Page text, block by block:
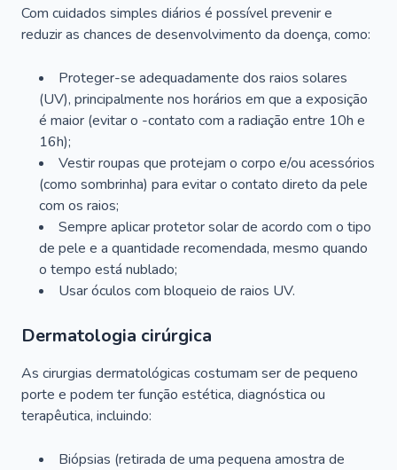
Com cuidados simples diários é possível prevenir e
reduzir as chances de desenvolvimento da doença, como:
Proteger-se adequadamente dos raios solares
(UV), principalmente nos horários em que a exposição
é maior (evitar o -contato com a radiação entre 10h e
16h);
Vestir roupas que protejam o corpo e/ou acessórios
(como sombrinha) para evitar o contato direto da pele
com os raios;
Sempre aplicar protetor solar de acordo com o tipo
de pele e a quantidade recomendada, mesmo quando
o tempo está nublado;
Usar óculos com bloqueio de raios UV.
Dermatologia cirúrgica
As cirurgias dermatológicas costumam ser de pequeno
porte e podem ter função estética, diagnóstica ou
terapêutica, incluindo:
Biópsias (retirada de uma pequena amostra de